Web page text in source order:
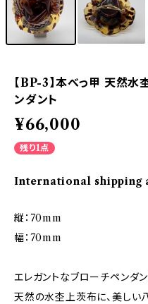
【BP-3】本べっ甲 天然
ンダント
¥66,000
残り1点
International shipping
縦：70mm
幅：70mm
エレガントなブローチペンダン
天然の水杢上茨布に、美しい